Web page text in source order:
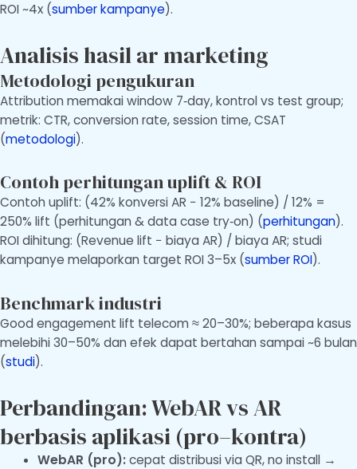
ROI ~4x (sumber kampanye).
Analisis hasil ar marketing
Metodologi pengukuran
Attribution memakai window 7‑day, kontrol vs test group;
metrik: CTR, conversion rate, session time, CSAT
(metodologi).
Contoh perhitungan uplift & ROI
Contoh uplift: (42% konversi AR − 12% baseline) / 12% =
250% lift (perhitungan & data case try‑on) (perhitungan).
ROI dihitung: (Revenue lift − biaya AR) / biaya AR; studi
kampanye melaporkan target ROI 3–5x (sumber ROI).
Benchmark industri
Good engagement lift telecom ≈ 20–30%; beberapa kasus
melebihi 30–50% dan efek dapat bertahan sampai ~6 bulan
(studi).
Perbandingan: WebAR vs AR
berbasis aplikasi (pro–kontra)
WebAR (pro):cepat distribusi via QR, no install →